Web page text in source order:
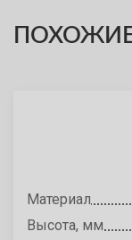
Материал
Высота, мм